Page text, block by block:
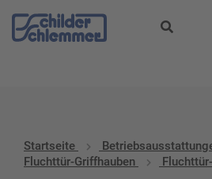
Griffhauben/ Fluchttür-Griffhauben
Startseite
Fluchttür-Griffhauben